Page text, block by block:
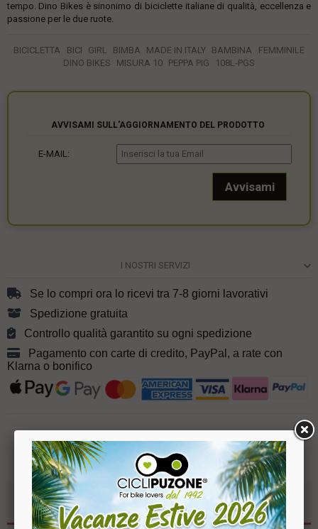
tempo. Dino Bikes è sinonimo di biciclette italiane di qualità, eccellenza e
passione per le due ruote.
BICICLETTA BICI GIRL BIMBA MADE IN ITALY BAMBINA
FEMMINILE
DINO BIKES
MISURA 10 PEPPA PIG 108L-PGS
AVVISAMI SULL'AGGIORNAMENTO DEL PRODOTTO
E-MAIL:
I NOSTRI SERVIZI
Se lo compri ora lo ricevi tra 7-8 giorni lavorativi
Spedizione gratuita
Controllo qualità garantito su ogni spedizione
Pagamento con carte di credito, PayPal, a rate con
Klarna o bonifico
DETTAGLI PRODOTTO